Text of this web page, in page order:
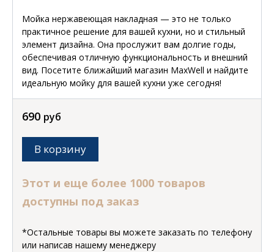
Мойка нержавеющая накладная — это не только
практичное решение для вашей кухни, но и стильный
элемент дизайна. Она прослужит вам долгие годы,
обеспечивая отличную функциональность и внешний
вид. Посетите ближайший магазин MaxWell и найдите
идеальную мойку для вашей кухни уже сегодня!
690 руб
В корзину
Этот и еще более 1000 товаров
доступны под заказ
*Остальные товары вы можете заказать по телефону
или написав нашему менеджеру